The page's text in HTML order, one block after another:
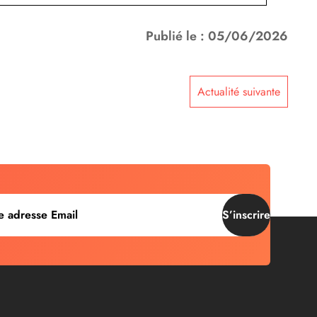
Publié le : 05/06/2026
Actualité suivante
S’inscrire